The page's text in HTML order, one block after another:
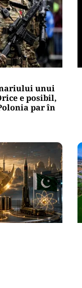
unui
e posibil,
par în